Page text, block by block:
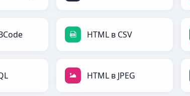
HTML в CSV
HTML в JPEG